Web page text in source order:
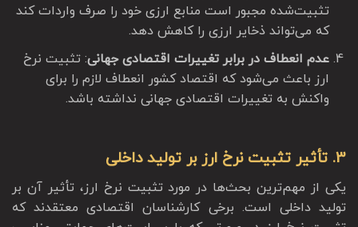
تثبیت‌شده مجبور است منابع ارزی خود را صرف واردات کند
که می‌تواند ذخایر ارزی را کاهش دهد.
عدم انعطاف در برابر تغییرات اقتصادی جهانی: تثبیت نرخ
ارز باعث می‌شود که اقتصاد کشور انعطاف لازم را برای
واکنش به تغییرات اقتصادی جهانی نداشته باشد.
3. تأثیر تثبیت نرخ ارز بر تولید داخلی
یکی از مهم‌ترین بحث‌ها در مورد تثبیت نرخ ارز، تأثیر آن بر
تولید داخلی است. برخی کارشناسان اقتصادی معتقدند که